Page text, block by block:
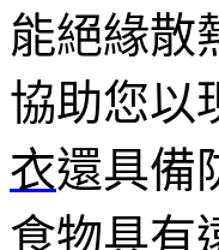
能絕緣散
協助您以
衣還具備
食物具有